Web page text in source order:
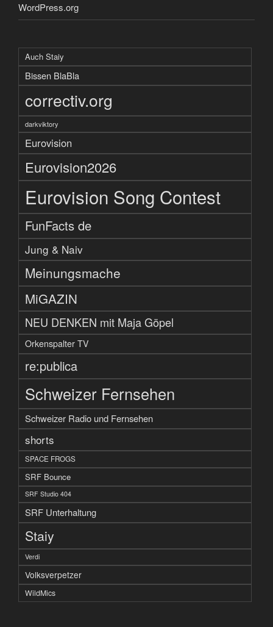
WordPress.org
Auch Staiy
Bissen BlaBla
correctiv.org
darkviktory
Eurovision
Eurovision2026
Eurovision Song Contest
FunFacts de
Jung & Naiv
Meinungsmache
MiGAZIN
NEU DENKEN mit Maja Göpel
Orkenspalter TV
re:publica
Schweizer Fernsehen
Schweizer Radio und Fernsehen
shorts
SPACE FROGS
SRF Bounce
SRF Studio 404
SRF Unterhaltung
Staiy
Verdi
Volksverpetzer
WildMics